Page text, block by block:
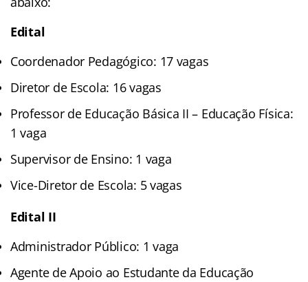
Edital
Coordenador Pedagógico: 17 vagas
Diretor de Escola: 16 vagas
Professor de Educação Básica II – Educação Física:
1 vaga
Supervisor de Ensino: 1 vaga
Vice-Diretor de Escola: 5 vagas
Edital II
Administrador Público: 1 vaga
Agente de Apoio ao Estudante da Educação